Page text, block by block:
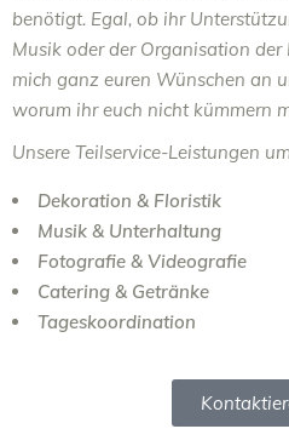
benötigt. Egal, ob ihr
Musik oder der Organisation der
mich ganz euren Wünschen an
worum ihr euch nicht kümmern
Unsere Teilservice-Leistungen
Dekoration & Floristik
Musik & Unterhaltung
Fotografie & Videografie
Catering & Getränke
Tageskoordination